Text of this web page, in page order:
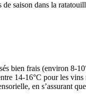
saison dans la
bien frais (environ 8-
14-16°C pour les
en s’assurant